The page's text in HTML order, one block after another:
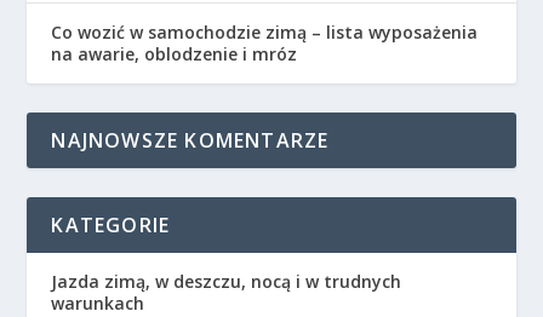
Co wozić w samochodzie zimą – lista wyposażenia
na awarie, oblodzenie i mróz
NAJNOWSZE KOMENTARZE
KATEGORIE
Jazda zimą, w deszczu, nocą i w trudnych
warunkach